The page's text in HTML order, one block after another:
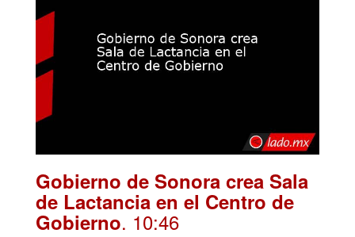
Gobierno de Sonora crea Sala
de Lactancia en el Centro de
Gobierno. 10:46